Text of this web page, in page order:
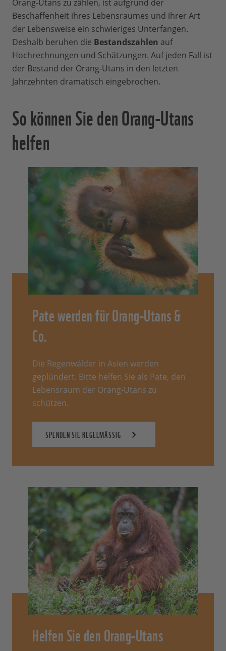
Orang-Utans zu zählen, ist aufgrund der
Beschaffenheit ihres Lebensraumes und ihrer Art
der Lebensweise ein schwieriges Unterfangen.
Deshalb beruhen die Bestandszahlen auf
Hochrechnungen und Schätzungen. Auf jeden Fall ist
der Bestand der Orang-Utans in den letzten
Jahrzehnten dramatisch eingebrochen.
So können Sie den Orang-Utans
helfen
Pate werden für Orang-Utans &
Co.
Die Regenwälder in Asien werden
geplündert. Bitte helfen Sie als Pate, den
Lebensraum der Orang-Utans zu
schützen.
SPENDEN SIE REGELMÄSSIG
Helfen Sie den Orang-Utans